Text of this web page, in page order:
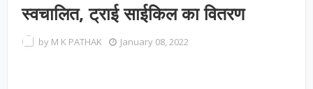
स्वचालित, ट्राई साईकिल का वितरण
by M K PATHAK January 08, 2022